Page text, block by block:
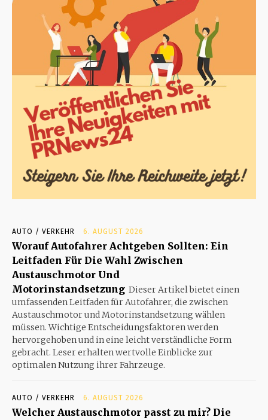
AUTO / VERKEHR 6. AUGUST 2026
Worauf Autofahrer Achtgeben Sollten: Ein
Leitfaden Für Die Wahl Zwischen
Austauschmotor Und
Motorinstandsetzung Dieser Artikel bietet einen
umfassenden Leitfaden für Autofahrer, die zwischen
Austauschmotor und Motorinstandsetzung wählen
müssen. Wichtige Entscheidungsfaktoren werden
hervorgehoben und in eine leicht verständliche Form
gebracht. Leser erhalten wertvolle Einblicke zur
optimalen Nutzung ihrer Fahrzeuge.
AUTO / VERKEHR 6. AUGUST 2026
Welcher Austauschmotor passt zu mir? Die